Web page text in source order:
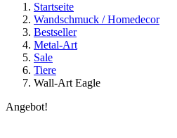
Startseite
Wandschmuck / Homedecor
Bestseller
Metal-Art
Sale
Tiere
Wall-Art Eagle
Angebot!